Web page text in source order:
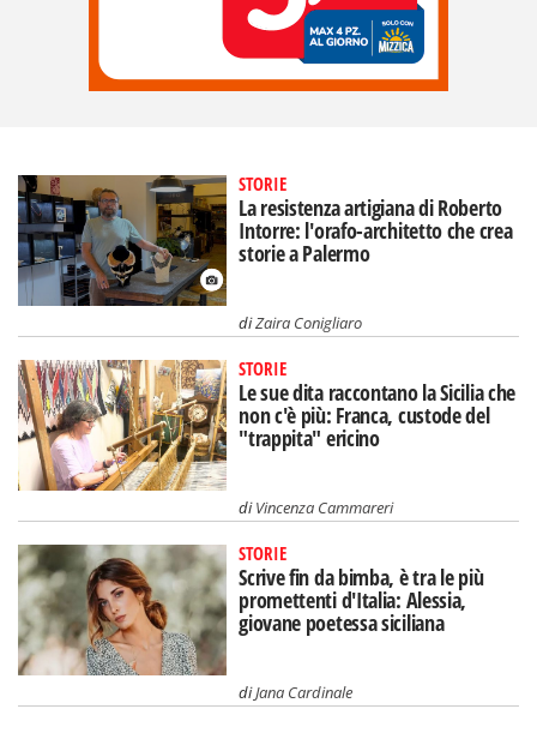
STORIE
La resistenza artigiana di Roberto
Intorre: l'orafo-architetto che crea
storie a Palermo
diZaira Conigliaro
STORIE
Le sue dita raccontano la Sicilia che
non c'è più: Franca, custode del
"trappita" ericino
diVincenza Cammareri
STORIE
Scrive fin da bimba, è tra le più
promettenti d'Italia: Alessia,
giovane poetessa siciliana
diJana Cardinale